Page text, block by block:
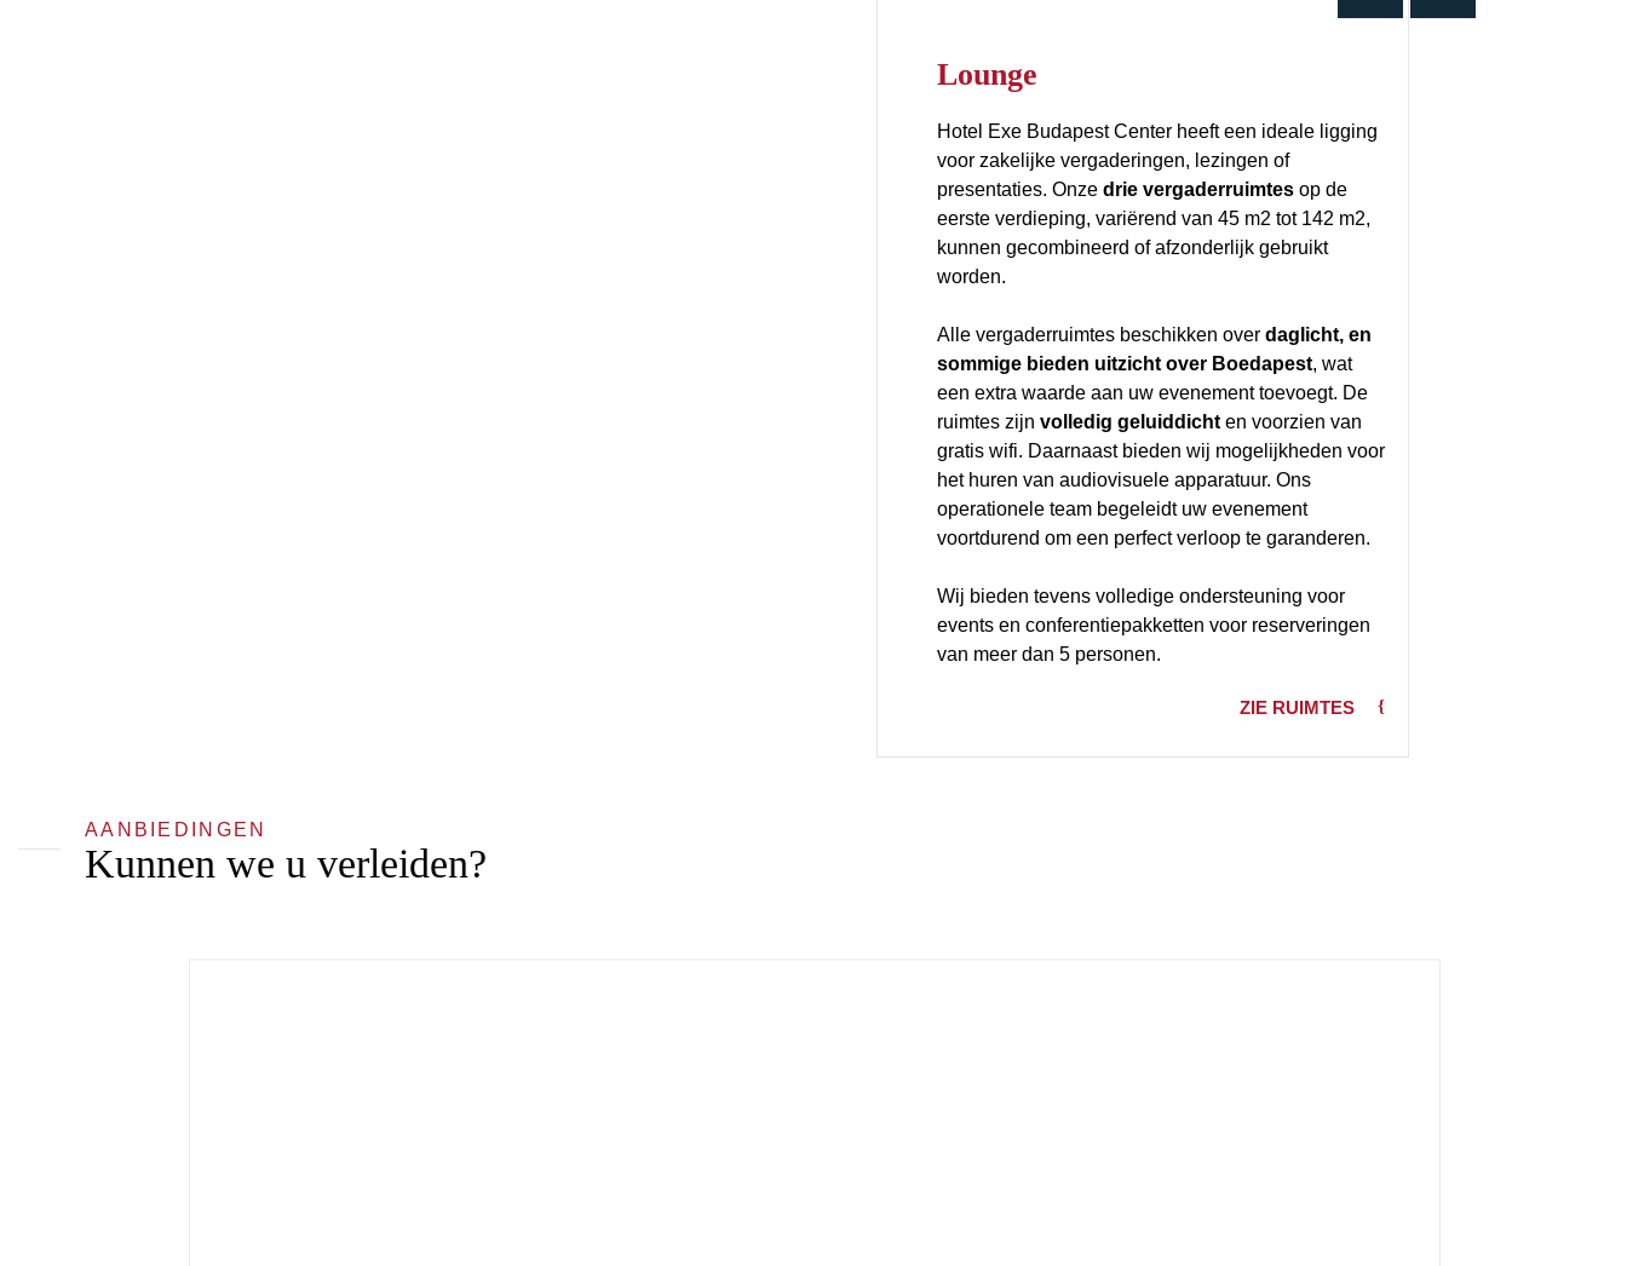
Lounge
Hotel Exe Budapest Center heeft een ideale ligging
voor zakelijke vergaderingen, lezingen of
presentaties. Onze drie vergaderruimtes op de
eerste verdieping, variërend van 45 m2 tot 142 m2,
kunnen gecombineerd of afzonderlijk gebruikt
worden.
Alle vergaderruimtes beschikken over daglicht, en
sommige bieden uitzicht over Boedapest, wat
een extra waarde aan uw evenement toevoegt. De
ruimtes zijn volledig geluiddicht en voorzien van
gratis wifi. Daarnaast bieden wij mogelijkheden voor
het huren van audiovisuele apparatuur. Ons
operationele team begeleidt uw evenement
voortdurend om een perfect verloop te garanderen.
Wij bieden tevens volledige ondersteuning voor
events en conferentiepakketten voor reserveringen
van meer dan 5 personen.
ZIE RUIMTES
AANBIEDINGEN
Kunnen we u verleiden?